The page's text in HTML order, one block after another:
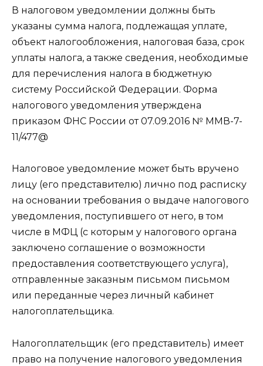
В налоговом уведомлении должны быть
указаны сумма налога, подлежащая уплате,
объект налогообложения, налоговая база, срок
уплаты налога, а также сведения, необходимые
для перечисления налога в бюджетную
систему Российской Федерации. Форма
налогового уведомления утверждена
приказом ФНС России от 07.09.2016 № ММВ-7-
11/477@
Налоговое уведомление может быть вручено
лицу (его представителю) лично под расписку
на основании требования о выдаче налогового
уведомления, поступившего от него, в том
числе в МФЦ (с которым у налогового органа
заключено соглашение о возможности
предоставления соответствующего услуга),
отправленные заказным письмом письмом
или переданные через личный кабинет
налогоплательщика.
Налогоплательщик (его представитель) имеет
право на получение налогового уведомления